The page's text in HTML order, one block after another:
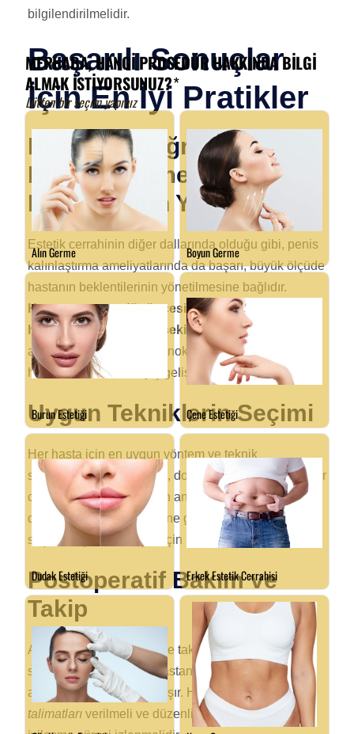
bilgilendirilmelidir.
Başarılı Sonuçlar
İçin En İyi Pratikler
Hastanın Doğru
Bilgilendirilmesi ve
Beklentilerin Yönetimi
Estetik cerrahinin diğer dallarında olduğu gibi, penis
kalınlaştırma ameliyatlarında da başarı, büyük ölçüde
hastanın beklentilerinin yönetilmesine bağlıdır.
Hastanın, prosedür öncesi ve sonrası süreçler
hakkında kapsamlı bir şekilde bilgilendirilmesi
ameliyatın gerçekçi çıkış noktaları ve olası sonuçları
hakkında net bir anlayış geliştirilebilir.
Uygun Tekniklerin Seçimi
Her hasta için en uygun yöntem ve teknik
seçilmelidir. Yağ transferi, dolgu maddeleri veya diğer
cerrahi teknikler, hastanın anatomik yapısına, sağlık
durumuna ve beklentilerine göre belirlenmelidir. Bu
seçim, başarılı sonuçlar için kritik öneme sahiptir.
Postoperatif Bakım ve
Takip
Ameliyat sonrası bakım ve takip süreci, cerrahi
sonuçların kalıcılığı ve hastanın memnuniyeti
açısından büyük önem taşır. Hastaya,
doğru bakım
talimatları verilmeli ve düzenli takip randevuları ile